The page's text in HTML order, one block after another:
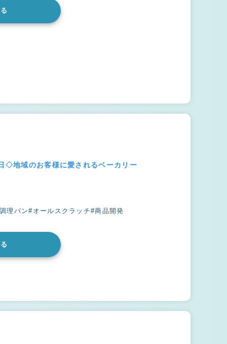
◇地域のお客様に愛されるベーカリー
理パン#オールスクラッチ#商品開発